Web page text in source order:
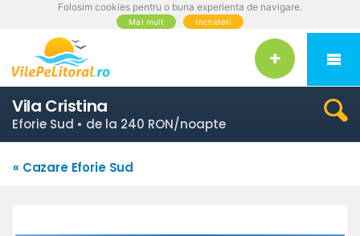
Folosim cookies pentru o buna experienta de navigare.
Mai mult Inchideti
Vila Cristina
Eforie Sud • de la 240 RON/noapte
« Cazare Eforie Sud